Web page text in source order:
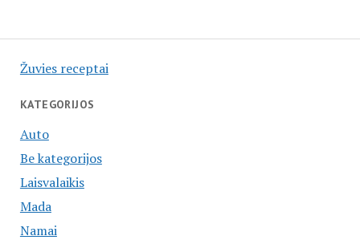
Žuvies receptai
KATEGORIJOS
Auto
Be kategorijos
Laisvalaikis
Mada
Namai